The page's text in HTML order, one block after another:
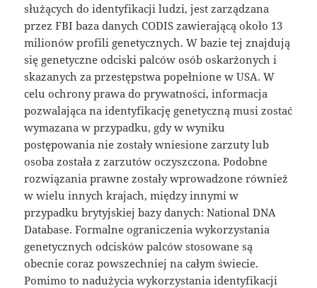
służących do identyfikacji ludzi, jest zarządzana
przez FBI baza danych CODIS zawierającą około 13
milionów profili genetycznych. W bazie tej znajdują
się genetyczne odciski palców osób oskarżonych i
skazanych za przestępstwa popełnione w USA. W
celu ochrony prawa do prywatności, informacja
pozwalająca na identyfikację genetyczną musi zostać
wymazana w przypadku, gdy w wyniku
postępowania nie zostały wniesione zarzuty lub
osoba została z zarzutów oczyszczona. Podobne
rozwiązania prawne zostały wprowadzone również
w wielu innych krajach, między innymi w
przypadku brytyjskiej bazy danych: National DNA
Database. Formalne ograniczenia wykorzystania
genetycznych odcisków palców stosowane są
obecnie coraz powszechniej na całym świecie.
Pomimo to nadużycia wykorzystania identyfikacji